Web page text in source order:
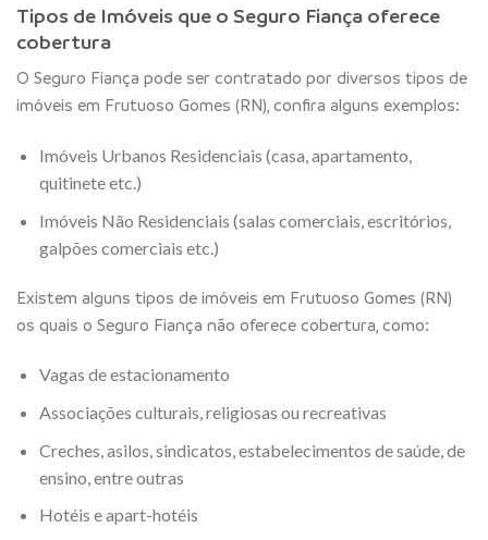
Tipos de Imóveis que o Seguro Fiança oferece
cobertura
O Seguro Fiança pode ser contratado por diversos tipos de
imóveis em Frutuoso Gomes (RN), confira alguns exemplos:
Imóveis Urbanos Residenciais (casa, apartamento,
quitinete etc.)
Imóveis Não Residenciais (salas comerciais, escritórios,
galpões comerciais etc.)
Existem alguns tipos de imóveis em Frutuoso Gomes (RN)
os quais o Seguro Fiança não oferece cobertura, como:
Vagas de estacionamento
Associações culturais, religiosas ou recreativas
Creches, asilos, sindicatos, estabelecimentos de saúde, de
ensino, entre outras
Hotéis e apart-hotéis